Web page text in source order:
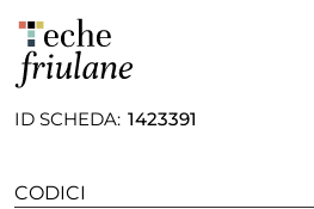
CODICI
ID SCHEDA 1423391